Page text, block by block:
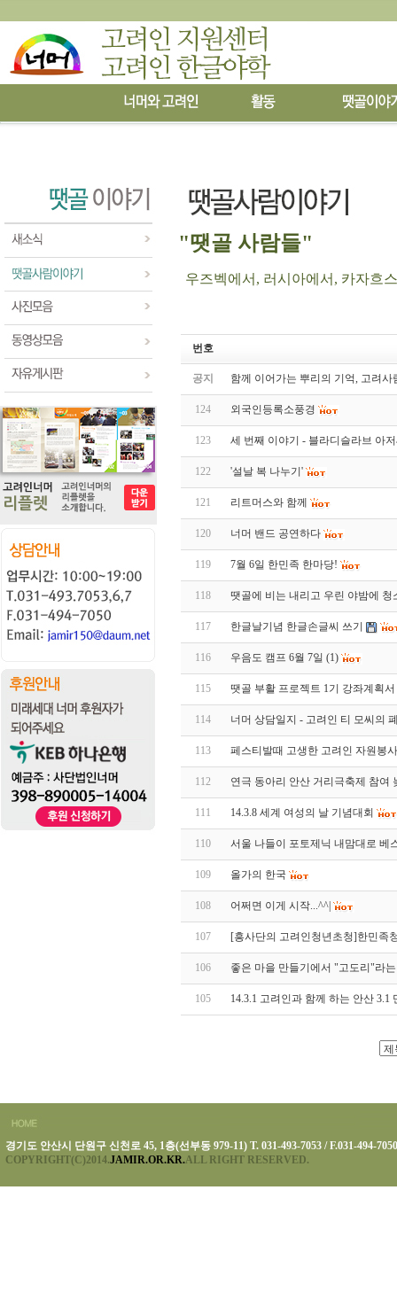
"땟골 사람들"
우즈벡에서, 러시아에서, 카자흐스
번호
공지 함께 이어가는 뿌리의 기억, 고려사
124 외국인등록소풍경
123 세 번째 이야기 - 블라디슬라브 아
122 '설날 복 나누기'
121 리트머스와 함께
120 너머 밴드 공연하다
119 7월 6일 한민족 한마당!
118 땟골에 비는 내리고 우린 야밤에 청
117 한글날기념 한글손글씨 쓰기
116 우음도 캠프 6월 7일 (1)
115 땟골 부활 프로젝트 1기 강좌계획서
114 너머 상담일지 - 고려인 티 모씨의
113 페스티발때 고생한 고려인 자원봉
112 연극 동아리 안산 거리극축제 참여
111 14.3.8 세계 여성의 날 기념대회
110 서울 나들이 포토제닉 내맘대로 베
109 올가의 한국
108 어쩌면 이게 시작...^^|
107 [흥사단의 고려인청년초청]한민족
106 좋은 마을 만들기에서 "고도리"라
105 14.3.1 고려인과 함께 하는 안산 3.1
경기도 안산시 단원구 신천로 45, 1층(선부동 979-11) T. 031-493-7053 / F.031-494-7050
COPYRIGHT(C)2014.JAMIR.OR.KR.ALL RIGHT RESERVED.